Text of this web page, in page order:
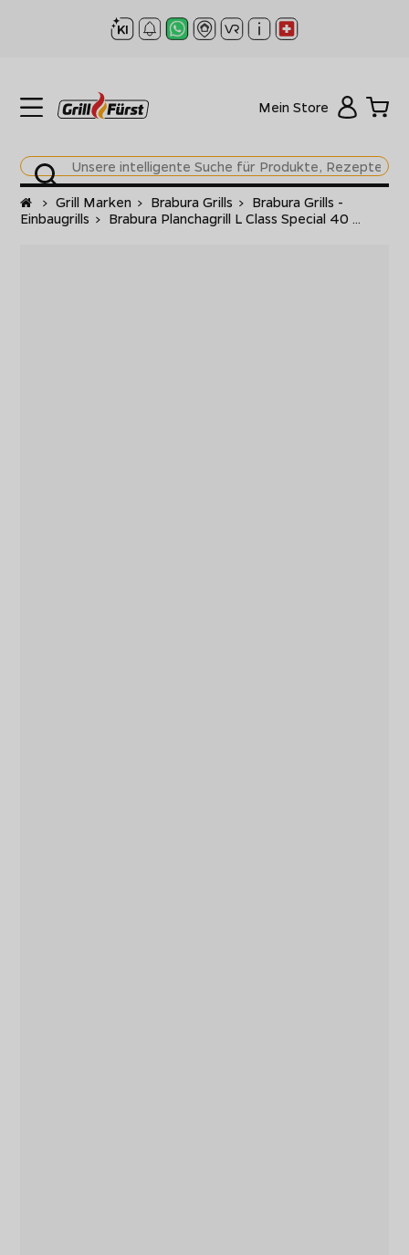
Mein Store
Startseite
> Grill Marken > Brabura Grills > Brabura Grills -
Einbaugrills > Brabura Planchagrill L Class Special 40 ...